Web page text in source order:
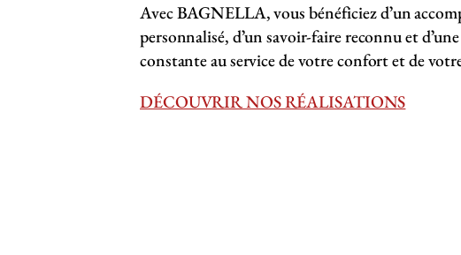
Avec BAGNELLA, vous bénéficiez dʼun
personnalisé, dʼun savoir-faire reconnu et
constante au service de votre confort et de
DÉCOUVRIR NOS RÉALISATIONS